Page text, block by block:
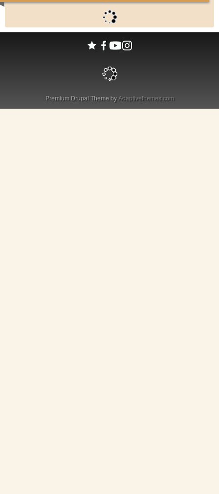
Premium Drupal Theme byAdaptivethemes.com